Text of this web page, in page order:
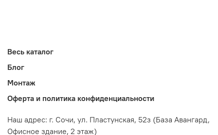
Весь каталог
Блог
Монтаж
Оферта и политика конфиденциальности
Наш адрес: г. Сочи, ул. Пластунская, 52з (База Авангард,
Офисное здание, 2 этаж)